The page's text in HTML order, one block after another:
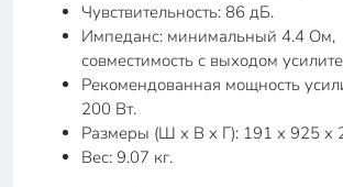
Чувствительность: 86 дБ.
Импеданс: минимальный 4.4 Ом,
совместимость с выходом
Рекомендованная мощность
200 Вт.
Размеры (Ш x В x Г): 191 x 925 x
Вес: 9.07 кг.